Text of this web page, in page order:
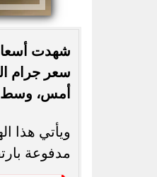
شهدت
أمس، وسط
ويأتي هذا
مدفوعة
رسميًا.. جدول امتحانات
الدور الثاني بالقاهرة 2026